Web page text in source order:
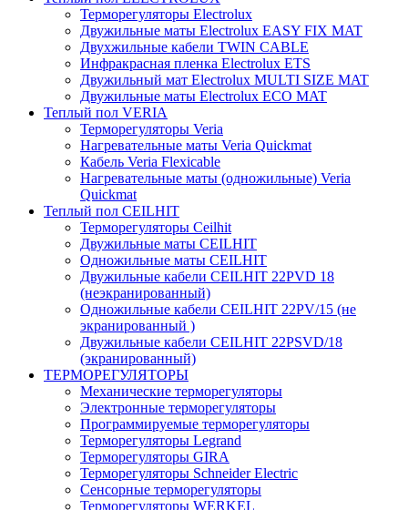
Терморегуляторы Electrolux
Двужильные маты Electrolux EASY FIX MAT
Двухжильные кабели TWIN CABLE
Инфракрасная пленка Electrolux ETS
Двужильный мат Electrolux MULTI SIZE MAT
Двужильные маты Electrolux ECO MAT
Теплый пол VERIA
Терморегуляторы Veria
Нагревательные маты Veria Quickmat
Кабель Veria Flexicable
Нагревательные маты (одножильные) Veria
Quickmat
Теплый пол CEILHIT
Терморегуляторы Ceilhit
Двужильные маты CEILHIT
Одножильные маты CEILHIT
Двужильные кабели CEILHIT 22PVD 18
(неэкранированный)
Одножильные кабели CEILHIT 22PV/15 (не
экранированный )
Двужильные кабели CEILHIT 22PSVD/18
(экранированный)
ТЕРМОРЕГУЛЯТОРЫ
Механические терморегуляторы
Электронные терморегуляторы
Программируемые терморегуляторы
Терморегуляторы Legrand
Терморегуляторы GIRA
Терморегуляторы Schneider Electric
Сенсорные терморегуляторы
Терморегуляторы WERKEL